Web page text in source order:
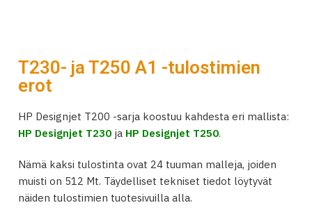
T230- ja T250 A1 -tulostimien
erot
HP Designjet T200 -sarja koostuu kahdesta eri mallista:
HP Designjet T230 ja HP Designjet T250.
Nämä kaksi tulostinta ovat 24 tuuman malleja, joiden
muisti on 512 Mt. Täydelliset tekniset tiedot löytyvät
näiden tulostimien tuotesivuilla alla.